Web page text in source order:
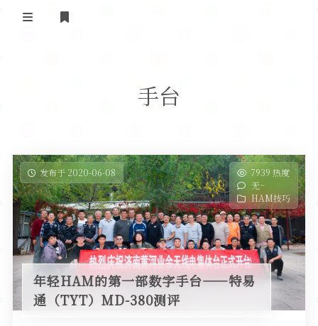
关于黄河
黄河使命
黄河新闻
政策法规
活动竞赛
行业新闻
无线电资料
BA4II
图文教程
视频资料
HAM技巧
器材专区
车载类别
摩托车
编号申请
黄河直播
编号查询
手台
发布于 2020-06-08
7939 热度
无~
HAM技巧
年轻HAM的第一部数字手台——特易
通（TYT）MD-380测评